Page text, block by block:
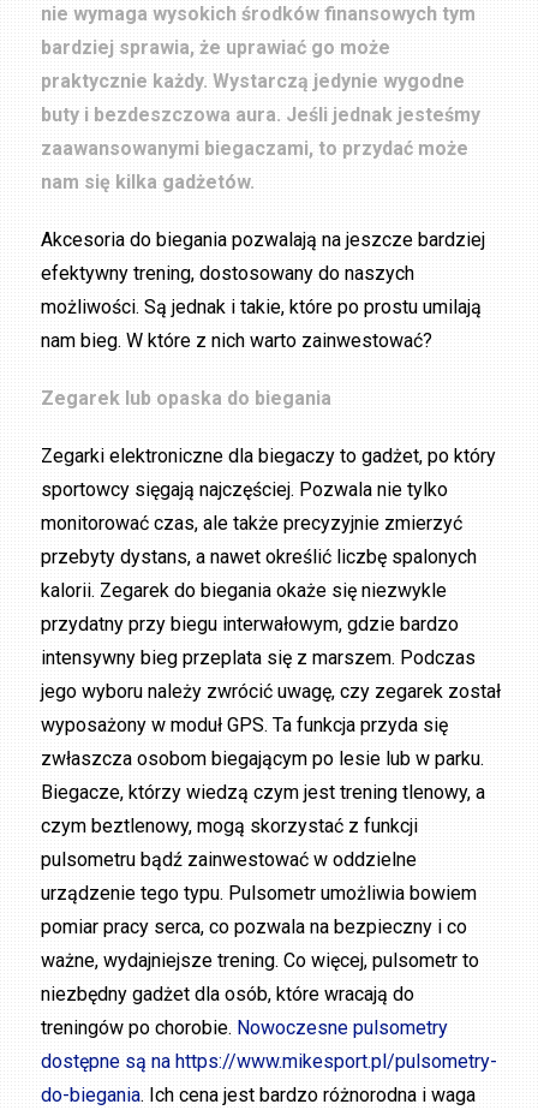
nie wymaga wysokich środków finansowych tym
bardziej sprawia, że uprawiać go może
praktycznie każdy. Wystarczą jedynie wygodne
buty i bezdeszczowa aura. Jeśli jednak jesteśmy
zaawansowanymi biegaczami, to przydać może
nam się kilka gadżetów.
Akcesoria do biegania pozwalają na jeszcze bardziej
efektywny trening, dostosowany do naszych
możliwości. Są jednak i takie, które po prostu umilają
nam bieg. W które z nich warto zainwestować?
Zegarek lub opaska do biegania
Zegarki elektroniczne dla biegaczy to gadżet, po który
sportowcy sięgają najczęściej. Pozwala nie tylko
monitorować czas, ale także precyzyjnie zmierzyć
przebyty dystans, a nawet określić liczbę spalonych
kalorii. Zegarek do biegania okaże się niezwykle
przydatny przy biegu interwałowym, gdzie bardzo
intensywny bieg przeplata się z marszem. Podczas
jego wyboru należy zwrócić uwagę, czy zegarek został
wyposażony w moduł GPS. Ta funkcja przyda się
zwłaszcza osobom biegającym po lesie lub w parku.
Biegacze, którzy wiedzą czym jest trening tlenowy, a
czym beztlenowy, mogą skorzystać z funkcji
pulsometru bądź zainwestować w oddzielne
urządzenie tego typu. Pulsometr umożliwia bowiem
pomiar pracy serca, co pozwala na bezpieczny i co
ważne, wydajniejsze trening. Co więcej, pulsometr to
niezbędny gadżet dla osób, które wracają do
treningów po chorobie. Nowoczesne pulsometry
dostępne są na https://www.mikesport.pl/pulsometry-
do-biegania. Ich cena jest bardzo różnorodna i waga